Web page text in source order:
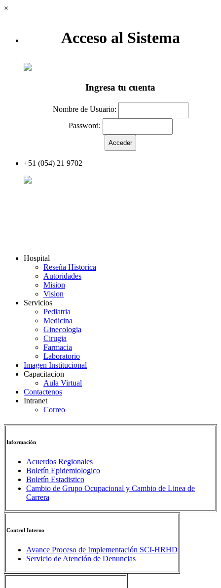
×
Acceso al Sistema
Ingresa tu cuenta
Nombre de Usuario:
Password:
+51 (054) 21 9702
Hospital
Reseña Historica
Autoridades
Mision
Vision
Servicios
Pediatria
Medicina
Ginecologia
Cirugia
Farmacia
Laboratorio
Imagen Institucional
Capacitacion
Aula Virtual
Contactenos
Intranet
Correo
Información
Acuerdos Regionales
Boletín Epidemiologico
Boletín Estadistico
Cambio de Grupo Ocupacional y Cambio de Linea de
Carrera
Control Interno
Avance Proceso de Implementación SCI-HRHD
Servicio de Atención de Denuncias